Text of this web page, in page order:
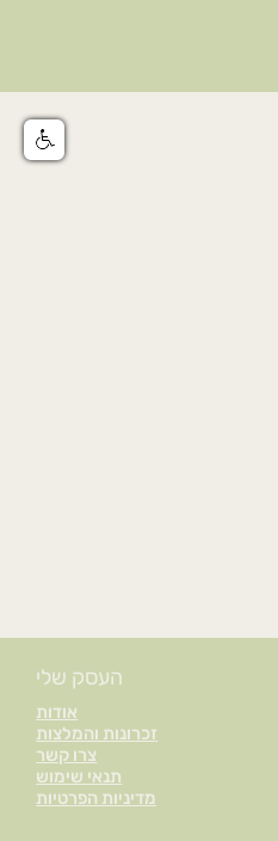
אודות
זכרונות והמלצות
צרו קשר
תנאי שימוש
מדיניות הפרטיות
העסק שלי